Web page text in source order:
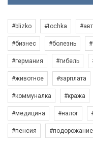
#blizko #tochka
#бизнес #болезнь
#германия #гибель
#животное #зарплата
#коммуналка #кража
#медицина #налог
#пенсия #подорожание